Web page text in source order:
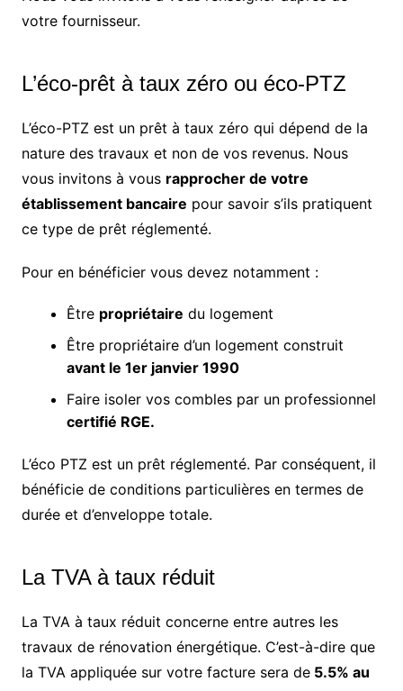
votre fournisseur.
L’éco-prêt à taux zéro ou éco-PTZ
L’éco-PTZ est un prêt à taux zéro qui dépend de la
nature des travaux et non de vos revenus. Nous
vous invitons à vous rapprocher de votre
établissement bancaire pour savoir s’ils pratiquent
ce type de prêt réglementé.
Pour en bénéficier vous devez notamment :
Être propriétaire du logement
Être propriétaire d’un logement construit
avant le 1er janvier 1990
Faire isoler vos combles par un professionnel
certifié RGE.
L’éco PTZ est un prêt réglementé. Par conséquent, il
bénéficie de conditions particulières en termes de
durée et d’enveloppe totale.
La TVA à taux réduit
La TVA à taux réduit concerne entre autres les
travaux de rénovation énergétique. C’est-à-dire que
la TVA appliquée sur votre facture sera de5.5% au